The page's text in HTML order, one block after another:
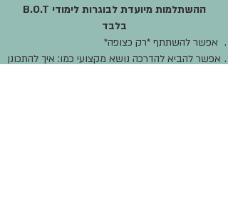
בלבד
אפשר להשתתף *רק כצופה*
אפשר להביא להדרכה נושא מקצועי כמו: איך להתכונן